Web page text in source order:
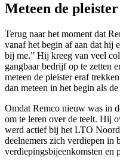
Meteen de
Terug naar het moment dat
vanaf het begin af aan dat hij
bij me.” Hij kreeg van veel
gangbaar bedrijf op te zetten
meteen de pleister eraf
dan meteen in het begin als
Omdat Remco nieuw was in
om te leren over de teelt. Hij
werd actief bij het LTO
deelnemers zich verdiepen in
verdiepingsbijeenkomsten en